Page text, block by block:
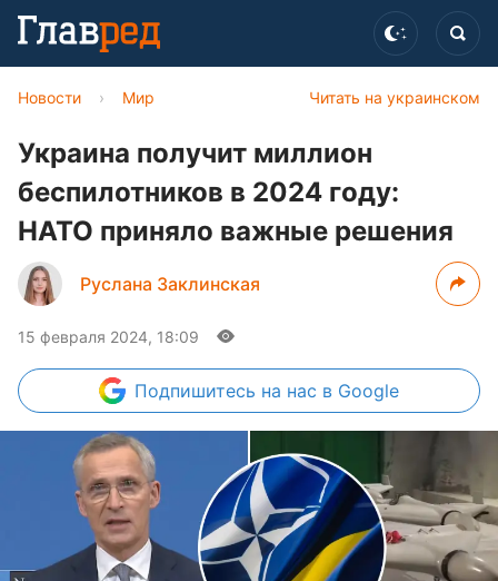
Читать на украинском
Новости › Мир
Украина получит миллион
беспилотников в 2024 году:
НАТО приняло важные решения
Руслана Заклинская
15 февраля 2024, 18:09
Подпишитесь на нас в Google